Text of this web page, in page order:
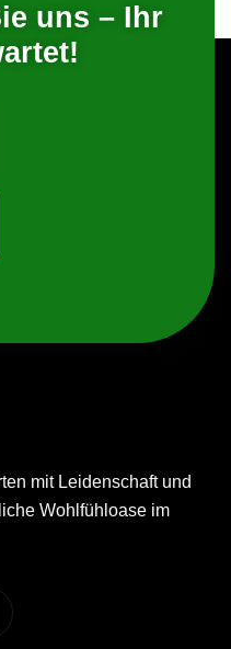
uns – Ihr
mit Leidenschaft und
Wohlfühloase im